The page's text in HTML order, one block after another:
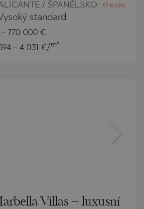
/ ŠPANĚLSKO MAPA
standard
- 770 000 €
- 4 031 €/m²
Villas – luxusní